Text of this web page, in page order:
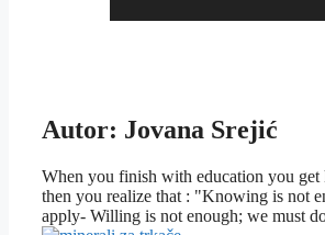
Autor: Jovana Srejić
When you finish with education you get
then you realize that : "Knowing is not
apply- Willing is not enough; we must